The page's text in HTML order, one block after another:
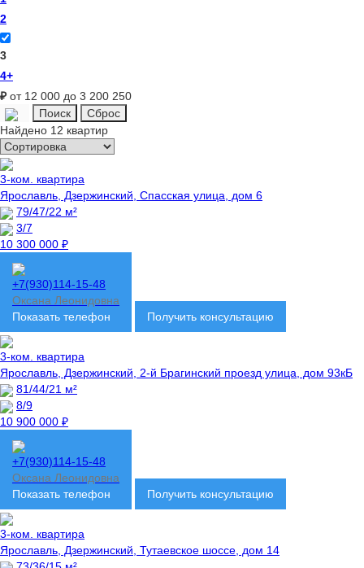
2
3
4+
₽ от 12 000 до 3 200 250
Найдено 12 квартир
3-ком. квартира
Ярославль, Дзержинский, Спасская улица, дом 6
79/47/22 м²
3/7
10 300 000 ₽
+7(930)114-15-48
Оксана Леонидовна
Показать телефон
Получить консультацию
3-ком. квартира
Ярославль, Дзержинский, 2-й Брагинский проезд улица, дом 93кБ
81/44/21 м²
8/9
10 900 000 ₽
+7(930)114-15-48
Оксана Леонидовна
Показать телефон
Получить консультацию
3-ком. квартира
Ярославль, Дзержинский, Тутаевское шоссе, дом 14